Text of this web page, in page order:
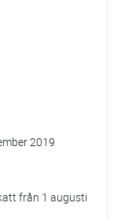
2019
från 1 augusti